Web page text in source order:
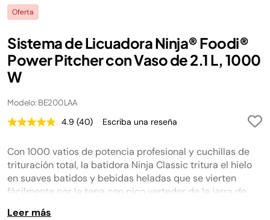
Oferta
Sistema de Licuadora Ninja® Foodi®
Power Pitcher con Vaso de 2.1 L, 1000
W
Modelo: BE200LAA
4.9 Lea
reseñas.
Enlace
en
la
misma
página.
(40) Escriba una reseña
Con 1000 vatios de potencia profesional y cuchillas de
trituración total, la batidora Ninja Classic tritura el hielo
en suaves batidos y bebidas heladas que se vierten
fácilmente por la tapa con pico vertedor de la jarra de
Leer más